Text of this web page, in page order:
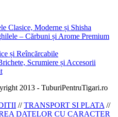
Clasice, Moderne și Shisha
– Cărbuni și Arome Premium
și Reîncărcabile
Scrumiere și Accesorii
2013 - TuburiPentruTigari.ro
//TRANSPORT SI PLATA //
DATELOR CU CARACTER